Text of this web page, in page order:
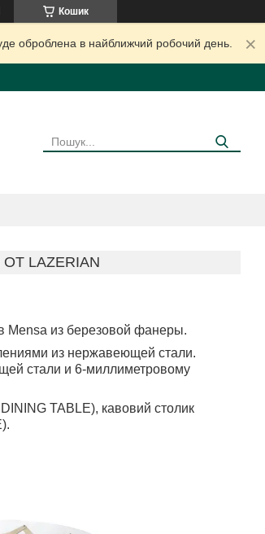
Кошик
оброблена в найближчий робочий день.
LAZERIAN
Mensa из березовой фанеры.
из нержавеющей стали.
стали и 6-миллиметровому
TABLE), кавовий столик